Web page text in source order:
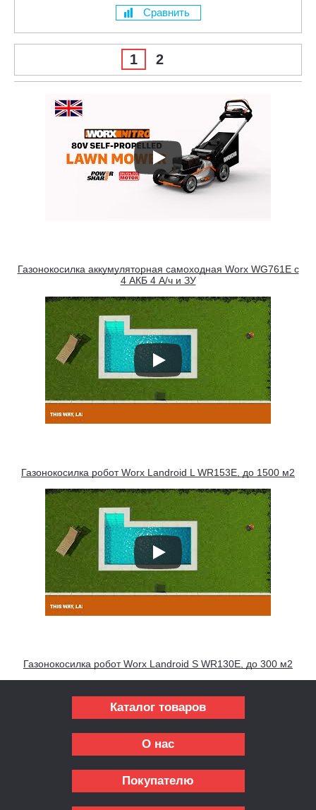
Сравнить
1 2
Газонокосилка аккумуляторная самоходная Worx WG761E с
4 АКБ 4 А/ч и ЗУ
Газонокосилка робот Worx Landroid L WR153E, до 1500 м2
Газонокосилка робот Worx Landroid S WR130E, до 300 м2
Каталог товаров
О нас
Покупателю